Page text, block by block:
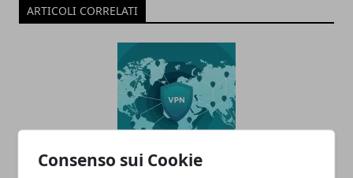
Consenso sui Cookie
ARTICOLI CORRELATI